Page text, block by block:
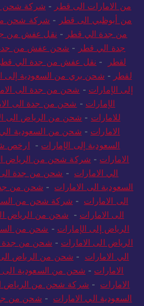
من الامارات الى قطر - شركة شحن
من أبوظبي الى قطر - شركة شحن
من جدة الي قطر - نقل عفش من
جدة الي قطر - شحن عفش من
لقطر
- نقل عفش من جدة الي
لقطر - شحن بري من السعودية إلى
إلى الإمارات - شحن من جدة الى
الإمارات - شحن من جدة الى
للامارات - شحن من الرياض الى
الامارات - شحن من السعودية الي
السعودية إلى الإمارات - ارخص
الامارات - شركة شحن من الرياض
الي الامارات - شحن من جدة الى
السعودية الى الامارات - شحن من
الى الامارات - شركة شحن من
الى الامارات - شحن من الرياض
الرياض إلى الإمارات - شحن من
الرياض الى الامارات - شحن من جدة
الي الامارات - شحن من الرياض الى
الامارات - شحن من السعودية الى
الامارات - شركة شحن من الرياض
السعودية الي الامارات - شحن من